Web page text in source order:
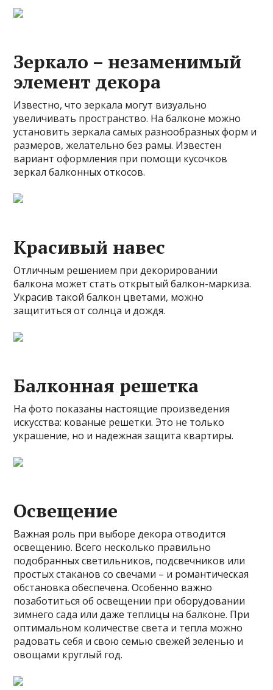
Зеркало – незаменимый
элемент декора
Известно, что зеркала могут визуально
увеличивать пространство. На балконе можно
установить зеркала самых разнообразных форм и
размеров, желательно без рамы. Известен
вариант оформления при помощи кусочков
зеркал балконных откосов.
Красивый навес
Отличным решением при декорировании
балкона может стать открытый балкон-маркиза.
Украсив такой балкон цветами, можно
защититься от солнца и дождя.
Балконная решетка
На фото показаны настоящие произведения
искусства: кованые решетки. Это не только
украшение, но и надежная защита квартиры.
Освещение
Важная роль при выборе декора отводится
освещению. Всего несколько правильно
подобранных светильников, подсвечников или
простых стаканов со свечами – и романтическая
обстановка обеспечена. Особенно важно
позаботиться об освещении при оборудовании
зимнего сада или даже теплицы на балконе. При
оптимальном количестве света и тепла можно
радовать себя и свою семью свежей зеленью и
овощами круглый год.